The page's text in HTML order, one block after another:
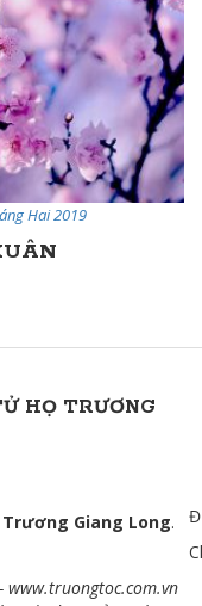
Hai 2019
HỌ TRƯƠNG
Trương Giang Long.
www.truongtoc.com.vn